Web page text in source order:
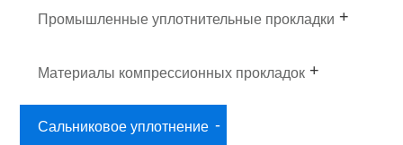
прокладок
Промышленные уплотнительные прокладки
Материалы компрессионных прокладок
Сальниковое уплотнение